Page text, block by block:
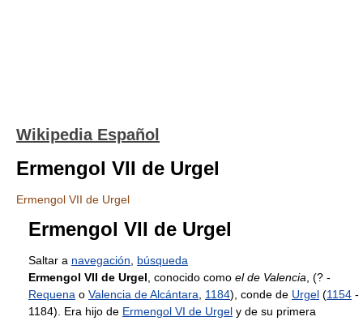
Wikipedia Español
Ermengol VII de Urgel
Ermengol VII de Urgel
Ermengol VII de Urgel
Saltar a navegación
búsqueda
Ermengol VII de Urgel , conocido como el de Valencia , (? -
Requena o Valencia de Alcántara 1184), conde de Urgel (1154 -
1184). Era hijo de Ermengol VI de Urgel y de su primera